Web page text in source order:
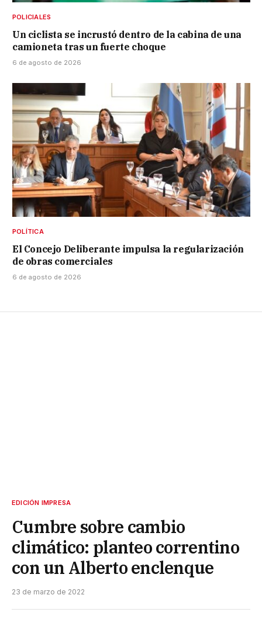
POLICIALES
Un ciclista se incrustó dentro de la cabina de una
camioneta tras un fuerte choque
6 de agosto de 2026
POLÍTICA
El Concejo Deliberante impulsa la regularización
de obras comerciales
6 de agosto de 2026
EDICIÓN IMPRESA
Cumbre sobre cambio
climático: planteo correntino
con un Alberto enclenque
23 de marzo de 2022